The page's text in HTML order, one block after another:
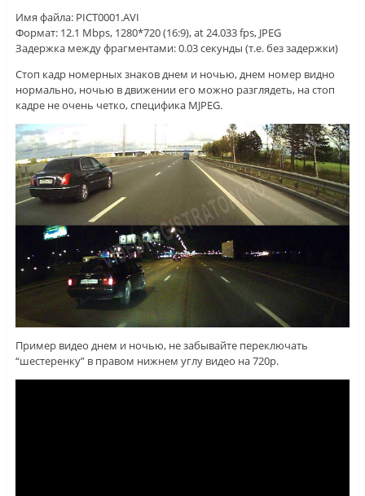
Имя файла: PICT0001.AVI
Формат: 12.1 Mbps, 1280*720 (16:9), at 24.033 fps, JPEG
Задержка между фрагментами: 0.03 секунды (т.е. без задержки)
Стоп кадр номерных знаков днем и ночью, днем номер видно
нормально, ночью в движении его можно разглядеть, на стоп
кадре не очень четко, специфика MJPEG.
Пример видео днем и ночью, не забывайте переключать
“шестеренку” в правом нижнем углу видео на 720p.